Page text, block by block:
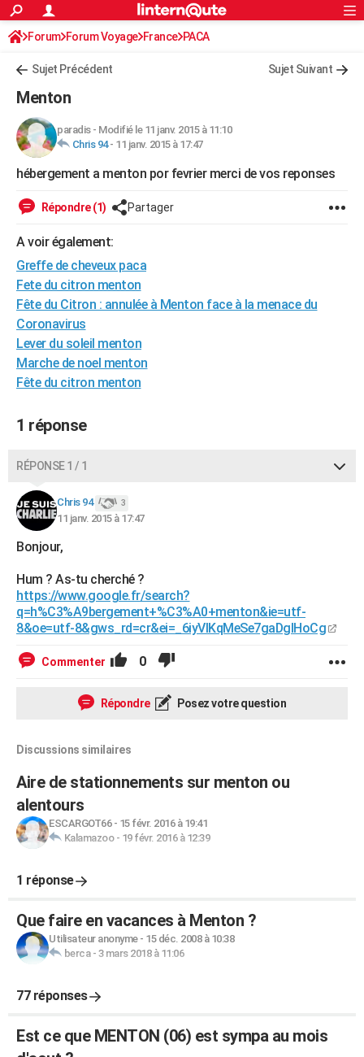
ACTUALITÉS
Politique
Société
Faits Divers
Education
Monde
Villes
+
FINANCE
Retraite
Impôts
Epargne
Immobilier
Risques naturels par ville
Banque
Assurance
Crédit
AUTO
Essais
Réserver un essai
Citadines
Berlines
SUV
Forum auto
+HIGH-TECH
Mobiles
Meilleur smartphone
Internet
Ordinateurs
Jeux vidéo
Guide high-tech
BRICOLAGE
Forum
Aménagement intérieur
Extérieur
Cuisine
Salle de bains
Jardinage
Rangement
WEEK-END
Guides de France
Escapades
Patrimoine
Expositions
Musées
Week-end nature
+LIFESTYLE
Art de vivre
Bien-être
Loisirs
Mode
Modes de vie
SANTE
Alimentation
Guide de la santé
Maladies
Médicaments
Sommeil
VOYAGE
Destinations
City break
Voyage nature
Voyage de noces
Forum
Climat
+PHOTO
GUIDES D'ACHAT
Carte de Noël
Carte Bonne année
Carte Saint-Valentin
Carte Pâques
Carte d'anniversaire
DICTIONNAIRE
Dictionnaire
Biographies
Citations
Expressions
Proverbes
PROGRAMME TV
COPAINS D'AVANT
S'inscrire
Se connecter
Lycées
Collèges
Primaires
Universités
Entreprises
Service militaire
Avis de recherche
AVIS DE DÉCÈS
S'inscrire
Connexion
Forum Forum Voyage France PACA
Sujet Précédent Sujet Suivant
Menton
paradis- Modifié le 11 janv. 2015 à 11:10
Chris 94- 11 janv. 2015 à 17:47
hébergement a menton por fevrier merci de vos reponses
Répondre (1) Partager
A voir également:
Greffe de cheveux paca
Fete du citron menton
Fête du Citron : annulée à Menton face à la menace du
Coronavirus
Lever du soleil menton
Marche de noel menton
Fête du citron menton
1 réponse
RÉPONSE 1 / 1
Chris 94 3
11 janv. 2015 à 17:47
Bonjour,
Hum ? As-tu cherché ?
https://www.google.fr/search?
q=h%C3%A9bergement+%C3%A0+menton&ie=utf-
8&oe=utf-8&gws_rd=cr&ei=_6iyVIKqMeSe7gaDgIHoCg
Commenter 0
Répondre Posez votre question
Discussions similaires
Aire de stationnements sur menton ou
alentours
ESCARGOT66- 15 févr. 2016 à 19:41
Kalamazoo- 19 févr. 2016 à 12:39
1 réponse
Que faire en vacances à Menton ?
Utilisateur anonyme- 15 déc. 2008 à 10:38
berca- 3 mars 2018 à 11:06
77 réponses
Est ce que MENTON (06) est sympa au mois